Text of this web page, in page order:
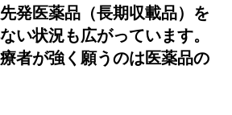
発医薬品（長期収載品）を
い状況も広がっています。
者が強く願うのは医薬品の